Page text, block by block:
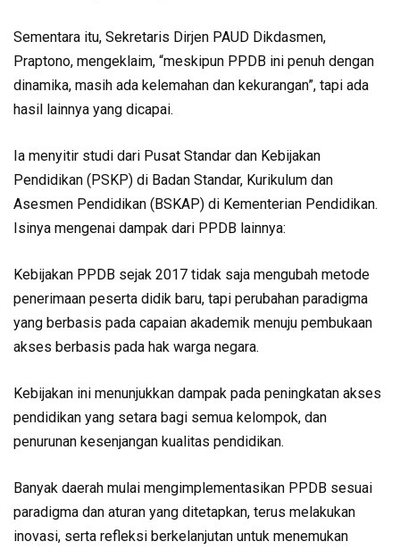
Sementara itu, Sekretaris Dirjen PAUD Dikdasmen,
Praptono, mengeklaim, “meskipun PPDB ini penuh dengan
dinamika, masih ada kelemahan dan kekurangan”, tapi ada
hasil lainnya yang dicapai.
Ia menyitir studi dari Pusat Standar dan Kebijakan
Pendidikan (PSKP) di Badan Standar, Kurikulum dan
Asesmen Pendidikan (BSKAP) di Kementerian Pendidikan.
Isinya mengenai dampak dari PPDB lainnya:
Kebijakan PPDB sejak 2017 tidak saja mengubah metode
penerimaan peserta didik baru, tapi perubahan paradigma
yang berbasis pada capaian akademik menuju pembukaan
akses berbasis pada hak warga negara.
Kebijakan ini menunjukkan dampak pada peningkatan akses
pendidikan yang setara bagi semua kelompok, dan
penurunan kesenjangan kualitas pendidikan.
Banyak daerah mulai mengimplementasikan PPDB sesuai
paradigma dan aturan yang ditetapkan, terus melakukan
inovasi, serta refleksi berkelanjutan untuk menemukan